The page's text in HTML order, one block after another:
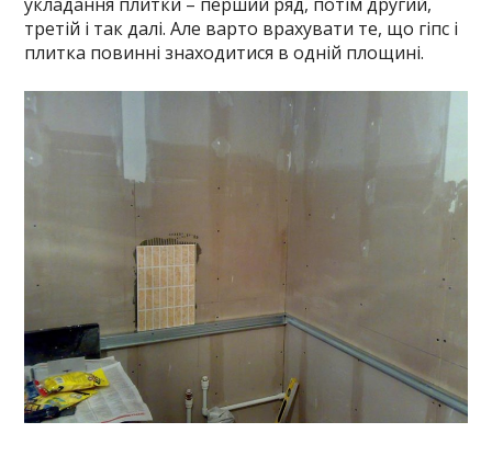
укладання плитки – перший ряд, потім другий,
третій і так далі. Але варто врахувати те, що гіпс і
плитка повинні знаходитися в одній площині.